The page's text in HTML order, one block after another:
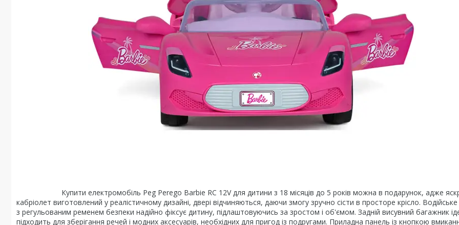
Купити електромобіль Peg Perego Barbie RC 12V для дитини з 18 місяців до 5 років можна в подарунок, адже
кабріолет виготовлений у реалістичному дизайні, двері відчиняються, даючи змогу зручно сісти в просторе крісло. Водійське
з регульованим ременем безпеки надійно фіксує дитину, підлаштовуючись за зростом і об'ємом. Задній висувний багажник
підходить для зберігання речей і модних аксесуарів, необхідних для пригод із подругами. Приладна панель із кнопкою